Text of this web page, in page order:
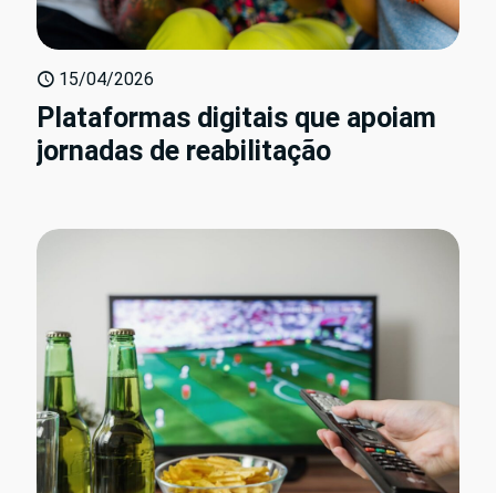
15/04/2026
Plataformas digitais que apoiam
jornadas de reabilitação